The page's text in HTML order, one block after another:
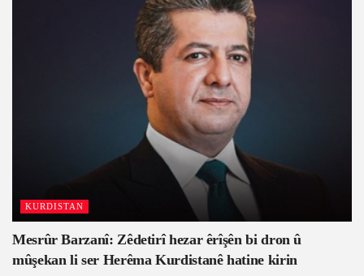
KURDISTAN
Mesrûr Barzanî: Zêdetirî hezar êrîşên bi dron û
mûşekan li ser Herêma Kurdistanê hatine kirin